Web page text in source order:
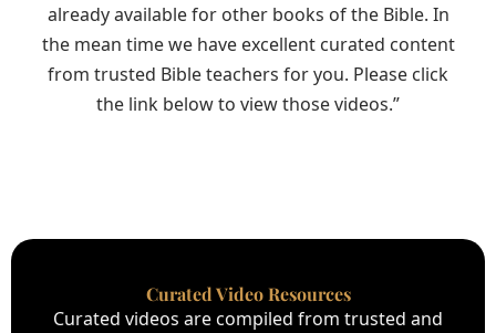
already available for other books of the Bible. In
the mean time we have excellent curated content
from trusted Bible teachers for you. Please click
the link below to view those videos.”
Curated Video Resources
Curated videos are compiled from trusted and